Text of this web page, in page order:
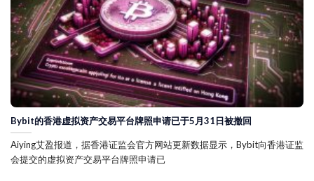
Bybit的香港虚拟资产交易平台牌照申请已于5月31日被撤回
Aiying艾盈报道，据香港证监会官方网站更新数据显示，Bybit向香港证监
会提交的虚拟资产交易平台牌照申请已